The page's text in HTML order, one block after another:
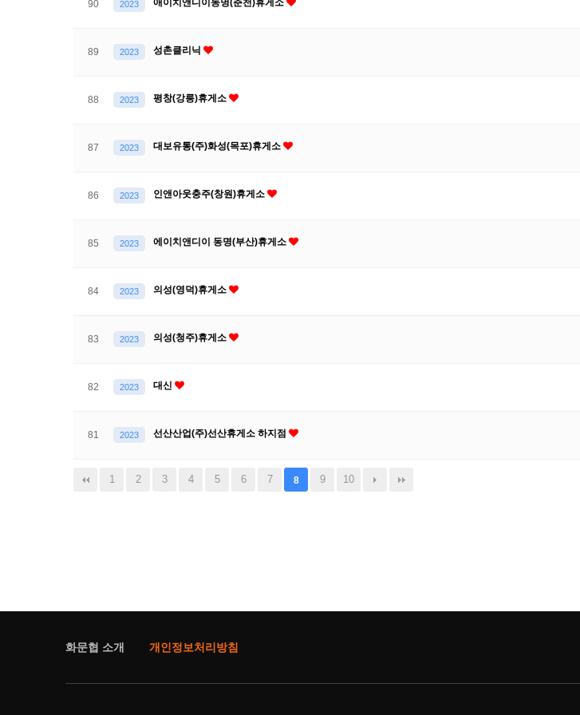
90 2023 애이치앤디이동명(춘천)휴게소
89 2023 성촌클리닉
88 2023 평창(강릉)휴게소
87 2023 대보유통(주)화성(목포)휴게소
86 2023 인앤아웃충주(창원)휴게소
85 2023 에이치앤디이 동명(부산)휴게소
84 2023 의성(영덕)휴게소
83 2023 의성(청주)휴게소
82 2023 대신
81 2023 선산산업(주)선산휴게소 하지점
1 2 3 4 5 6 7 8 9 10
화문협 소개 개인정보처리방침